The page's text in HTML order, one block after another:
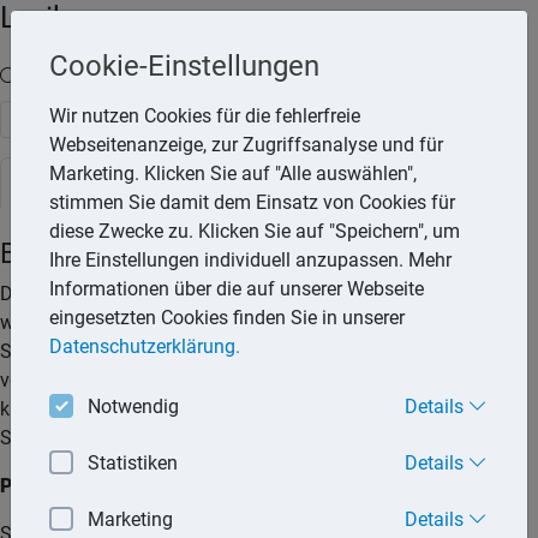
Lexika
Volltext-Suche in den Lexika
Suchen
Rechtslexikon
Behandlungsfehler des Arztes
Der Arzt haftet für die Folgen eines Behandlungsfehlers,
wenn er durch die Missachtung allgemein anerkannter
Standards beim Patienten einen Gesundheitsschaden
verursacht hat. Hat der Arzt nicht pflichtgemäß gehandelt,
kann der Patient Schadensersatz- und
Schmerzensgeldansprüche geltend machen.
Pflichtverletzung
Cookie-Einstellungen
Wir nutzen Cookies für die fehlerfreie
Webseitenanzeige, zur Zugriffsanalyse und für
Marketing. Klicken Sie auf "Alle auswählen",
stimmen Sie damit dem Einsatz von Cookies für
diese Zwecke zu. Klicken Sie auf "Speichern", um
Ihre Einstellungen individuell anzupassen. Mehr
Informationen über die auf unserer Webseite
eingesetzten Cookies finden Sie in unserer
Datenschutzerklärung.
Notwendig Details
Statistiken Details
Marketing Details